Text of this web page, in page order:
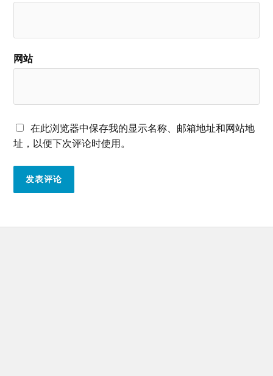
网站
在此浏览器中保存我的显示名称、邮箱地址和网站地
址，以便下次评论时使用。